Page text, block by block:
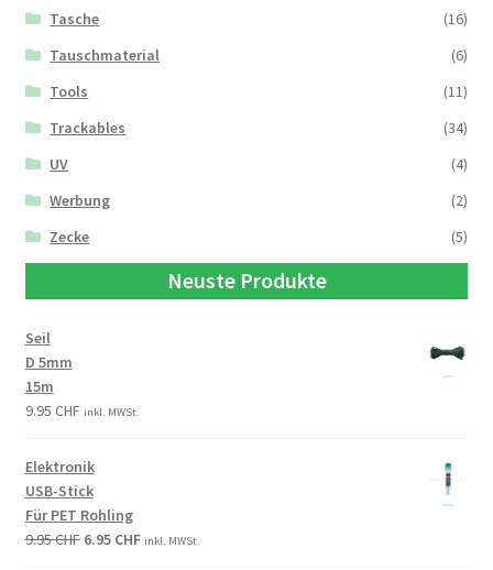
Tasche
(16)
Tauschmaterial
(6)
Tools
(11)
Trackables
(34)
UV
(4)
Werbung
(2)
Zecke
(5)
Neuste Produkte
Seil
D 5mm
15m
9.95 CHF inkl. MWSt.
Elektronik
USB-Stick
Für PET Rohling
9.95CHF 6.95 CHF inkl. MWSt.